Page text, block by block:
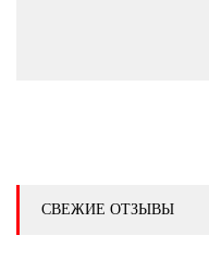
СВЕЖИЕ ОТЗЫВЫ